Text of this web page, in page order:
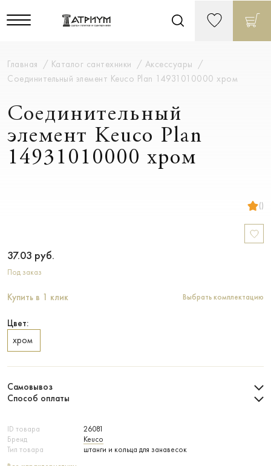
Главная Каталог сантехники
Аксессуары
Соединительный элемент Keuco Plan 14931010000 хром
Соединительный
элемент Keuco Plan
14931010000 хром
()
ID товара
26081
Бренд
Keuco
Тип товара
штанги и кольца для занавесок
37.03 руб.
Под заказ
Купить в 1 клик Выбрать комплектацию
Цвет:
хром
Самовывоз
Способ оплаты